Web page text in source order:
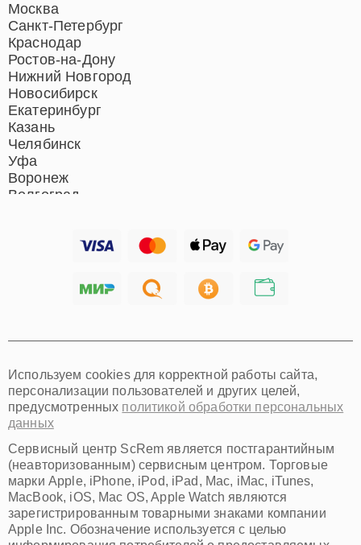
Москва
Санкт-Петербург
Краснодар
Ростов-на-Дону
Нижний Новгород
Новосибирск
Екатеринбург
Казань
Челябинск
Уфа
Воронеж
Волгоград
Хабаровск
Омск
Красноярск
Пермь
Ульяновск
Киров
Архангельск
Астрахань
Белгород
Благовещенск
Брянск
Используем cookies для корректной работы сайта,
персонализации пользователей и других целей,
предусмотренных политикой обработки персональных
данных
Сервисный центр ScRem является постгарантийным
(неавторизованным) сервисным центром. Торговые
марки Apple, iPhone, iPod, iPad, Mac, iMac, iTunes,
MacBook, iOS, Mac OS, Apple Watch являются
зарегистрированным товарными знаками компании
Apple Inc. Обозначение используется с целью